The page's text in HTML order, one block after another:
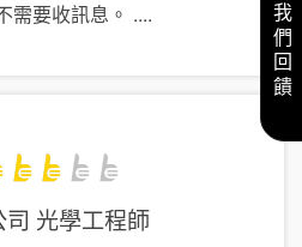
需要收訊息。 ....
光學工程師
給我們回饋